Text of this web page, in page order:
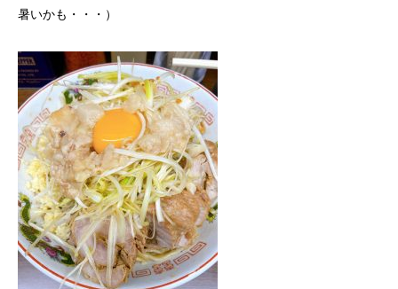
暑いかも・・・）